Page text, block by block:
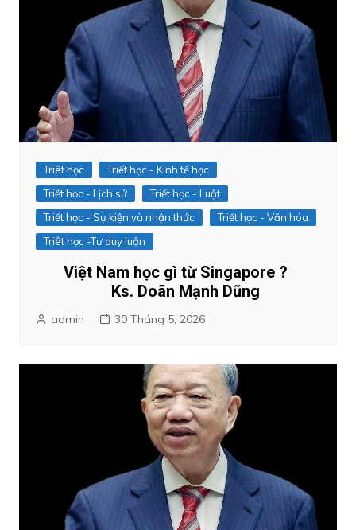
Triêt học
Triết học - Kinh tế học
Triết học - Lịch sử
Triết học - Luật
Triết học - Sự kiện và nhận thức
Triết học - Văn hóa
Triêt học -Tư duy luận
Việt Nam học gì từ Singapore ?
Ks. Doãn Mạnh Dũng
admin 30 Tháng 5, 2026